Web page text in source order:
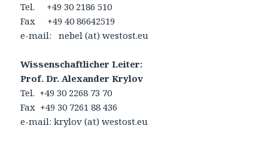
Tel. +49 30 2186 510
Fax +49 40 86642519
e-mail: nebel (at) westost.eu
Wissenschaftlicher Leiter:
Prof. Dr. Alexander Krylov
Tel. +49 30 2268 73 70
Fax +49 30 7261 88 436
e-mail: krylov (at) westost.eu